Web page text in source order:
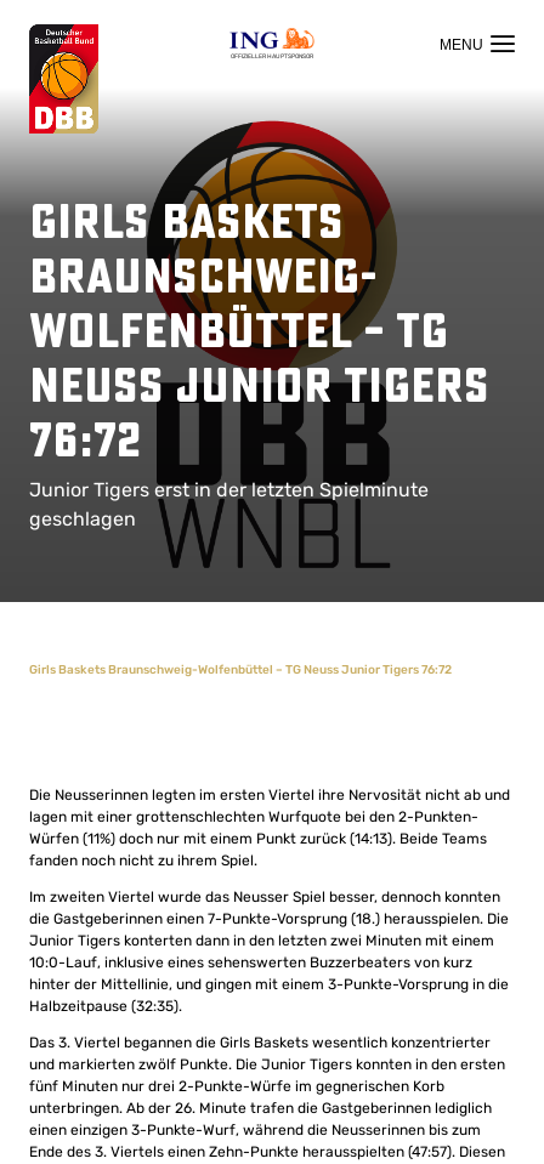
OFFIZIELLER HAUPTSPONSOR
Girls Baskets
Braunschweig-
Wolfenbüttel – TG
Neuss Junior Tigers
76:72
Junior Tigers erst in der letzten Spielminute
geschlagen
Girls Baskets Braunschweig-Wolfenbüttel – TG Neuss Junior Tigers 76:72
Die Neusserinnen legten im ersten Viertel ihre Nervosität nicht ab und
lagen mit einer grottenschlechten Wurfquote bei den 2-Punkten-
Würfen (11%) doch nur mit einem Punkt zurück (14:13). Beide Teams
fanden noch nicht zu ihrem Spiel.
Im zweiten Viertel wurde das Neusser Spiel besser, dennoch konnten
die Gastgeberinnen einen 7-Punkte-Vorsprung (18.) herausspielen. Die
Junior Tigers konterten dann in den letzten zwei Minuten mit einem
10:0-Lauf, inklusive eines sehenswerten Buzzerbeaters von kurz
hinter der Mittellinie, und gingen mit einem 3-Punkte-Vorsprung in die
Halbzeitpause (32:35).
Das 3. Viertel begannen die Girls Baskets wesentlich konzentrierter
und markierten zwölf Punkte. Die Junior Tigers konnten in den ersten
fünf Minuten nur drei 2-Punkte-Würfe im gegnerischen Korb
unterbringen. Ab der 26. Minute trafen die Gastgeberinnen lediglich
einen einzigen 3-Punkte-Wurf, während die Neusserinnen bis zum
Ende des 3. Viertels einen Zehn-Punkte herausspielten (47:57). Diesen